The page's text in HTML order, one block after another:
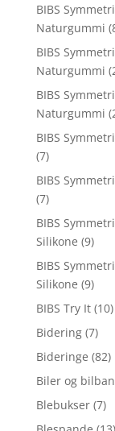
BIBS
Naturgummi
BIBS
Naturgummi
BIBS
Naturgummi
BIBS
(7)
BIBS
(7)
BIBS
Silikone (9)
BIBS
Silikone (9)
BIBS Try It (10)
Bidering (7)
Bideringe (82)
Biler og
Blebukser (7)